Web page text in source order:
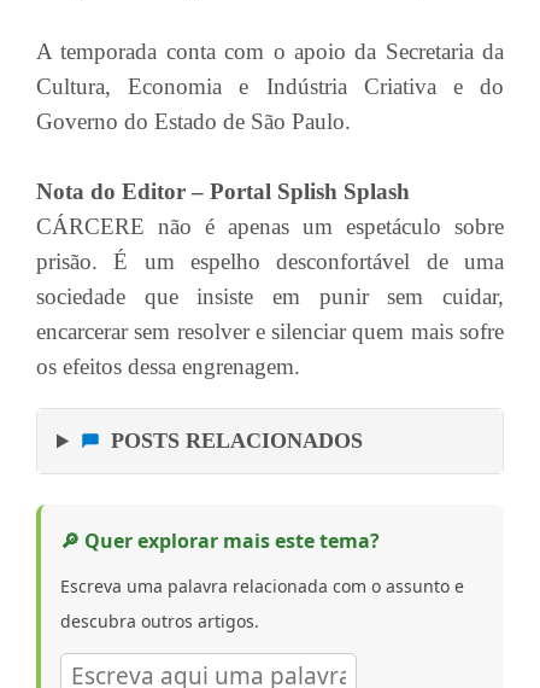
A temporada conta com o apoio da Secretaria da
Cultura, Economia e Indústria Criativa e do
Governo do Estado de São Paulo.
Nota do Editor – Portal Splish Splash
CÁRCERE não é apenas um espetáculo sobre
prisão. É um espelho desconfortável de uma
sociedade que insiste em punir sem cuidar,
encarcerar sem resolver e silenciar quem mais sofre
os efeitos dessa engrenagem.
POSTS RELACIONADOS
🔎 Quer explorar mais este tema?
Escreva uma palavra relacionada com o assunto e
descubra outros artigos.